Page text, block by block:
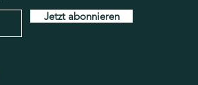
Jetzt abonnieren